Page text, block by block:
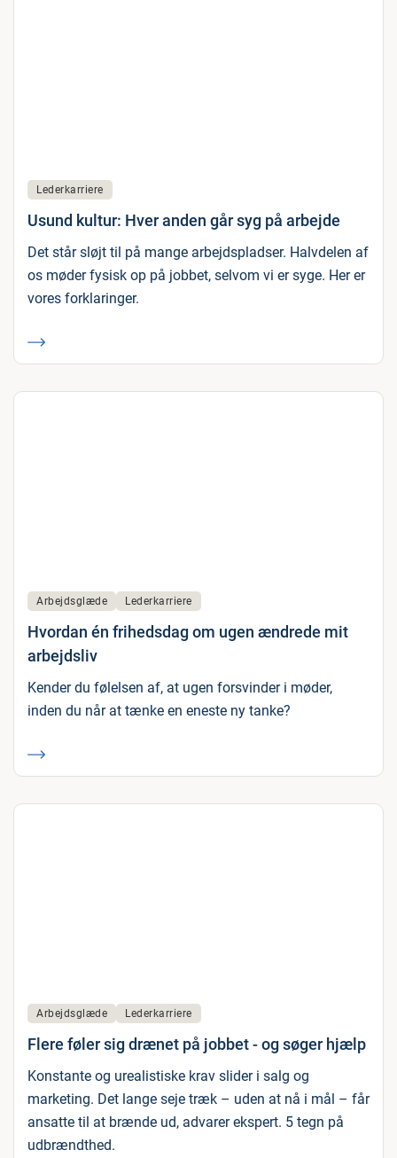
Lederkarriere
Usund kultur: Hver anden går syg på arbejde
Det står sløjt til på mange arbejdspladser. Halvdelen af
os møder fysisk op på jobbet, selvom vi er syge. Her er
vores forklaringer.
Arbejdsglæde Lederkarriere
Hvordan én frihedsdag om ugen ændrede mit
arbejdsliv
Kender du følelsen af, at ugen forsvinder i møder,
inden du når at tænke en eneste ny tanke?
Arbejdsglæde Lederkarriere
Flere føler sig drænet på jobbet - og søger hjælp
Konstante og urealistiske krav slider i salg og
marketing. Det lange seje træk – uden at nå i mål – får
ansatte til at brænde ud, advarer ekspert. 5 tegn på
udbrændthed.